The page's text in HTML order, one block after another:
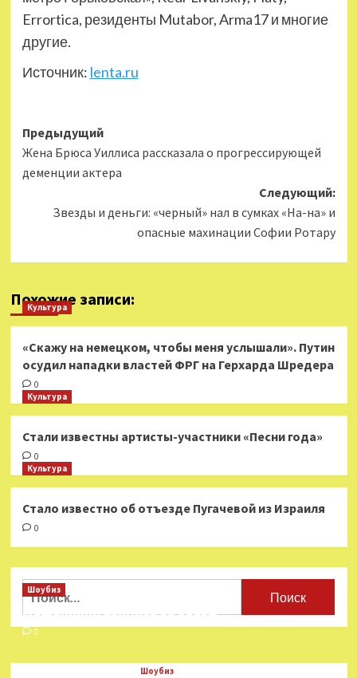
Errortica, резиденты Mutabor, Arma17 и многие
другие.
Источник: lenta.ru
Навигация
записи
Предыдущий
Жена Брюса Уиллиса рассказала о прогрессирующей
деменции актера
Следующий:
Звезды и деньги: «черный» нал в сумках «На-на» и
опасные махинации Софии Ротару
Похожие записи:
Культура
«Скажу на немецком, чтобы меня услышали». Путин
осудил нападки властей ФРГ на Герхарда Шредера
0
Культура
Стали известны артисты-участники «Песни года»
0
Культура
Стало известно об отъезде Пугачевой из Израиля
0
Найти:
Шоубиз
Мошенники взялись за звезд
0
Шоубиз